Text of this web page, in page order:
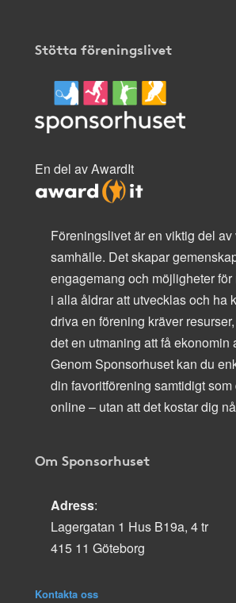
Stötta föreningslivet
En del av AwardIt
Föreningslivet är en viktig del av
samhälle. Det skapar
engagemang och möjligheter
i alla åldrar att utvecklas och ha
driva en förening kräver
det en utmaning att få ekonomin
Genom Sponsorhuset kan du
din favoritförening samtidigt
online – utan att det kostar dig
Om Sponsorhuset
Adress:
Lagergatan 1 Hus B19a, 4 tr
415 11 Göteborg
Kontakta oss